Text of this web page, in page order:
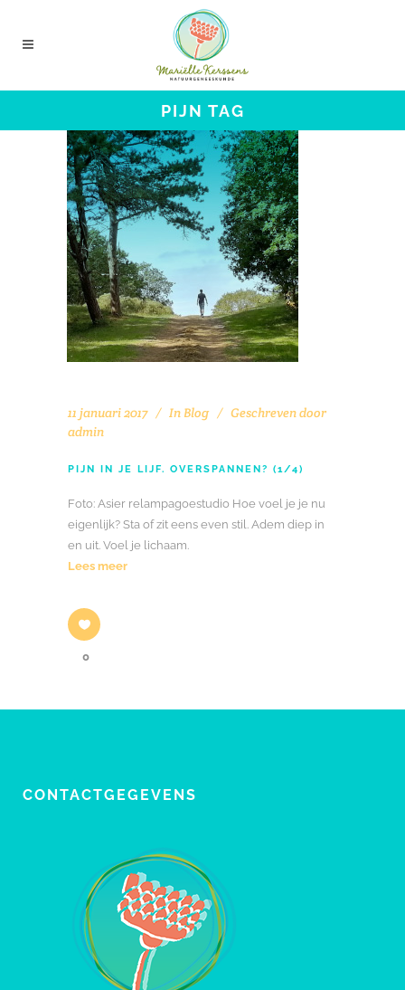
PIJN TAG
11 januari 2017 In Blog
Geschreven door
admin
PIJN IN JE LIJF. OVERSPANNEN? (1/4)
Foto: Asier relampagoestudio Hoe voel je je nu
eigenlijk? Sta of zit eens even stil. Adem diep in
en uit. Voel je lichaam.
Lees meer
0
CONTACTGEGEVENS